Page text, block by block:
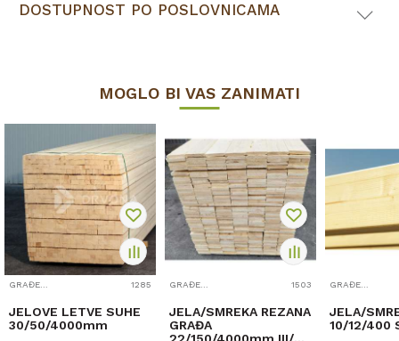
DOSTUPNOST PO POSLOVNICAMA
MOGLO BI VAS ZANIMATI
1285
JELOVE LETVE SUHE
30/50/4000mm
1503
JELA/SMREKA REZANA
GRAĐA
JELA/
10/12/400